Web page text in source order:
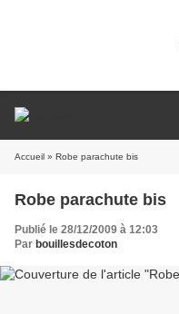
Accueil » Robe parachute bis
Robe parachute bis
Publié le 28/12/2009 à 12:03
Par bouillesdecoton